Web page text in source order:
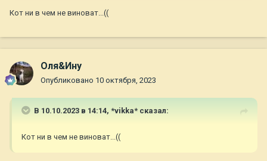
Кот ни в чем не виноват...((
Оля&Ину
Опубликовано 10 октября, 2023
В 10.10.2023 в 14:14, *vikka* сказал:
Кот ни в чем не виноват...((